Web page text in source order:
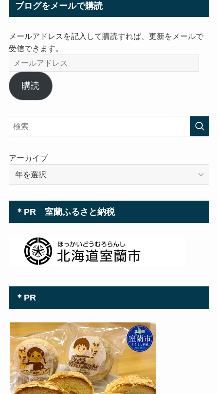
ブログをメールで購読
メールアドレスを記入して購読すれば、更新をメールで
受信できます。
メ
ー
ル
ア
レ
ス
購読
アーカイブ
＊PR 室蘭ふるさと納税
＊PR